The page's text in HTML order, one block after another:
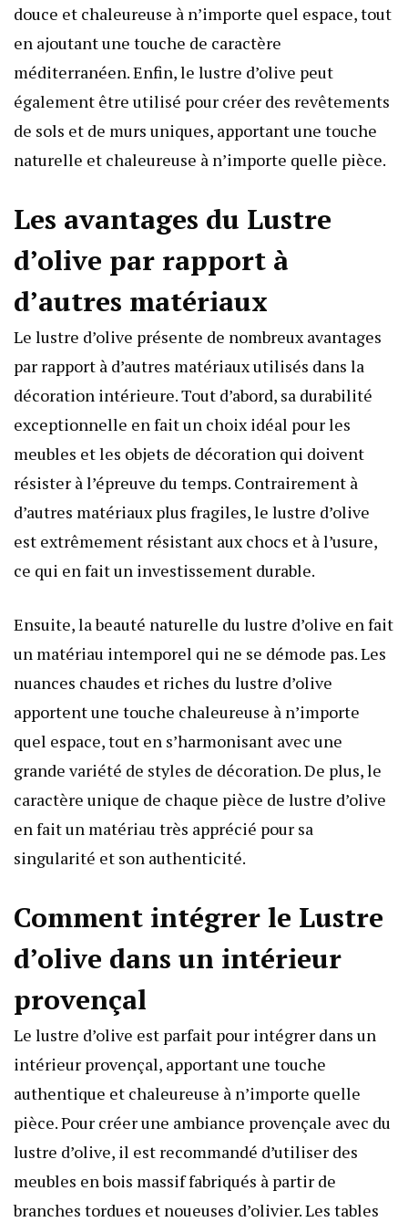
douce et chaleureuse à n’importe quel espace, tout
en ajoutant une touche de caractère
méditerranéen. Enfin, le lustre d’olive peut
également être utilisé pour créer des revêtements
de sols et de murs uniques, apportant une touche
naturelle et chaleureuse à n’importe quelle pièce.
Les avantages du Lustre
d’olive par rapport à
d’autres matériaux
Le lustre d’olive présente de nombreux avantages
par rapport à d’autres matériaux utilisés dans la
décoration intérieure. Tout d’abord, sa durabilité
exceptionnelle en fait un choix idéal pour les
meubles et les objets de décoration qui doivent
résister à l’épreuve du temps. Contrairement à
d’autres matériaux plus fragiles, le lustre d’olive
est extrêmement résistant aux chocs et à l’usure,
ce qui en fait un investissement durable.
Ensuite, la beauté naturelle du lustre d’olive en fait
un matériau intemporel qui ne se démode pas. Les
nuances chaudes et riches du lustre d’olive
apportent une touche chaleureuse à n’importe
quel espace, tout en s’harmonisant avec une
grande variété de styles de décoration. De plus, le
caractère unique de chaque pièce de lustre d’olive
en fait un matériau très apprécié pour sa
singularité et son authenticité.
Comment intégrer le Lustre
d’olive dans un intérieur
provençal
Le lustre d’olive est parfait pour intégrer dans un
intérieur provençal, apportant une touche
authentique et chaleureuse à n’importe quelle
pièce. Pour créer une ambiance provençale avec du
lustre d’olive, il est recommandé d’utiliser des
meubles en bois massif fabriqués à partir de
branches tordues et noueuses d’olivier. Les tables